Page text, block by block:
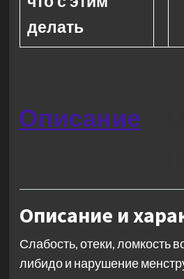
делать
Описание
Описание и
Слабость, отеки, ломкость
либидо и нарушение